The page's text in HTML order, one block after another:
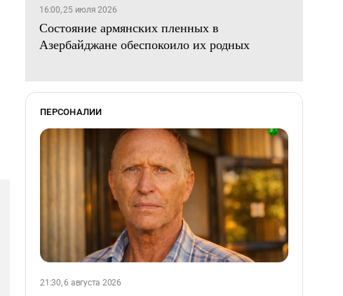
16:00, 25 июля 2026
Состояние армянских пленных в
Азербайджане обеспокоило их родных
ПЕРСОНАЛИИ
21:30, 6 августа 2026